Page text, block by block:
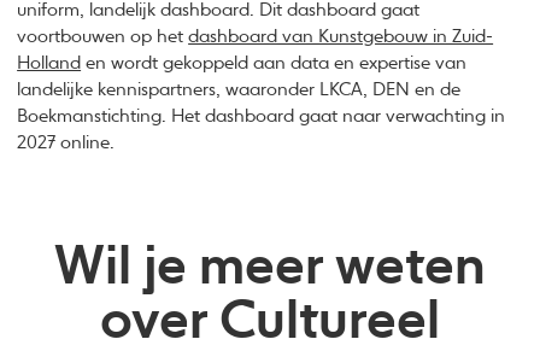
uniform, landelijk dashboard. Dit dashboard gaat
voortbouwen op hetdashboard van Kunstgebouw in Zuid-
Holland en wordt gekoppeld aan data en expertise van
landelijke kennispartners, waaronder LKCA, DEN en de
Boekmanstichting. Het dashboard gaat naar verwachting in
2027 online.
Wil je meer weten
over Cultureel